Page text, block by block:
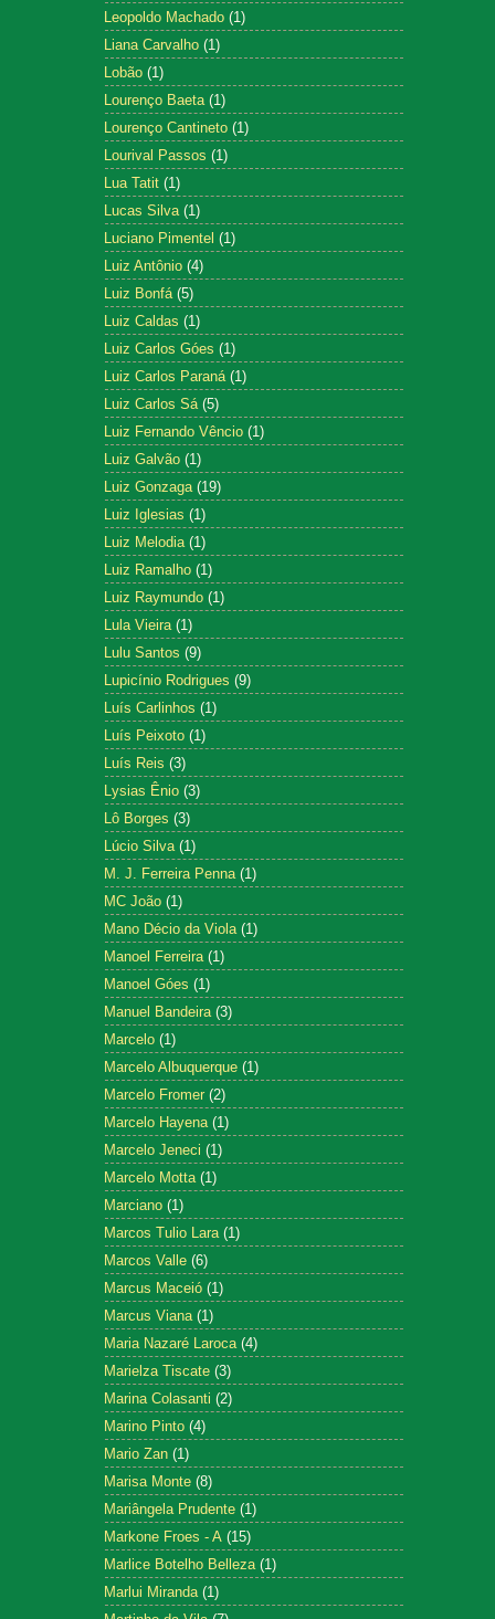
Leopoldo Machado (1)
Liana Carvalho (1)
Lobão (1)
Lourenço Baeta (1)
Lourenço Cantineto (1)
Lourival Passos (1)
Lua Tatit (1)
Lucas Silva (1)
Luciano Pimentel (1)
Luiz Antônio (4)
Luiz Bonfá (5)
Luiz Caldas (1)
Luiz Carlos Góes (1)
Luiz Carlos Paraná (1)
Luiz Carlos Sá (5)
Luiz Fernando Vêncio (1)
Luiz Galvão (1)
Luiz Gonzaga (19)
Luiz Iglesias (1)
Luiz Melodia (1)
Luiz Ramalho (1)
Luiz Raymundo (1)
Lula Vieira (1)
Lulu Santos (9)
Lupicínio Rodrigues (9)
Luís Carlinhos (1)
Luís Peixoto (1)
Luís Reis (3)
Lysias Ênio (3)
Lô Borges (3)
Lúcio Silva (1)
M. J. Ferreira Penna (1)
MC João (1)
Mano Décio da Viola (1)
Manoel Ferreira (1)
Manoel Góes (1)
Manuel Bandeira (3)
Marcelo (1)
Marcelo Albuquerque (1)
Marcelo Fromer (2)
Marcelo Hayena (1)
Marcelo Jeneci (1)
Marcelo Motta (1)
Marciano (1)
Marcos Tulio Lara (1)
Marcos Valle (6)
Marcus Maceió (1)
Marcus Viana (1)
Maria Nazaré Laroca (4)
Marielza Tiscate (3)
Marina Colasanti (2)
Marino Pinto (4)
Mario Zan (1)
Marisa Monte (8)
Mariângela Prudente (1)
Markone Froes - A (15)
Marlice Botelho Belleza (1)
Marlui Miranda (1)